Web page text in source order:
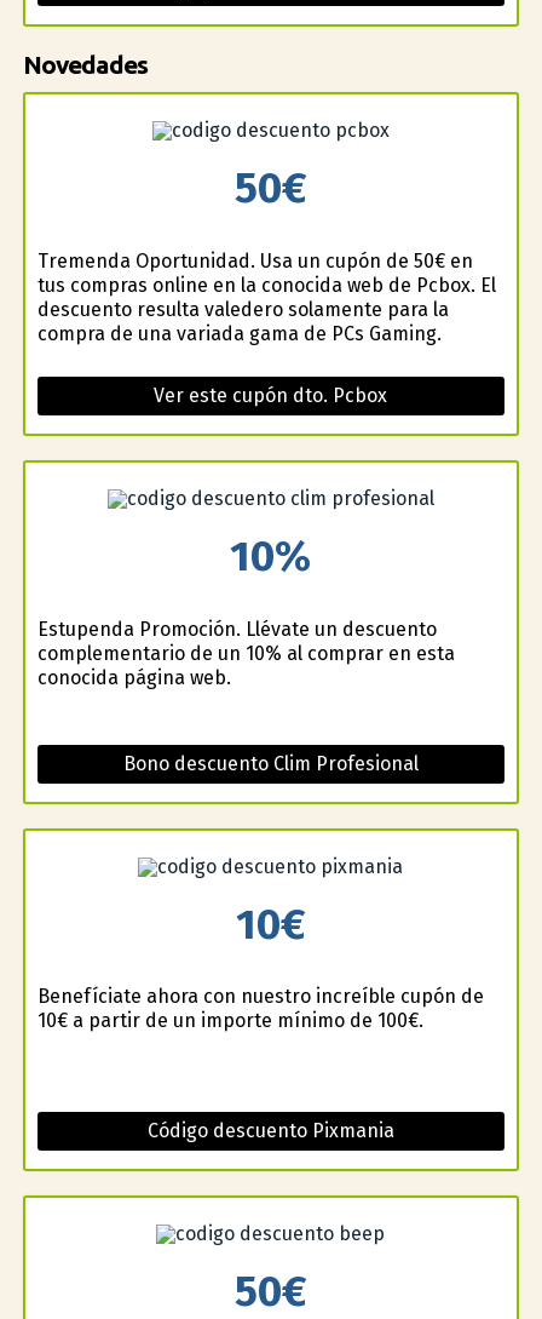
Novedades
50€
Tremenda Oportunidad. Usa un cupón de 50€ en
tus compras online en la conocida web de Pcbox. El
descuento resulta valedero solamente para la
compra de una variada gama de PCs Gaming.
Ver este cupón dto. Pcbox
10%
Estupenda Promoción. Llévate un descuento
complementario de un 10% al comprar en esta
conocida página web.
Bono descuento Clim Profesional
10€
Benefíciate ahora con nuestro increíble cupón de
10€ a partir de un importe mínimo de 100€.
Código descuento Pixmania
50€